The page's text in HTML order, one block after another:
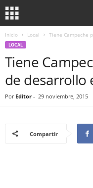
Inicio Local Tiene Campeche
LOCAL
Tiene
de desarrollo
Por Editor - 29 noviembre, 2015
Compartir